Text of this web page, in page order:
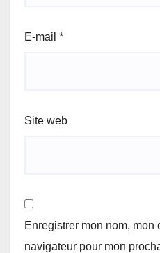
E-mail *
Site web
Enregistrer mon nom,
navigateur pour mon